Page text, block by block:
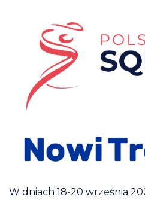
W dniach 18-20 września